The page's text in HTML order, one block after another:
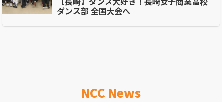
ダンス部 全国大会へ
NCC News